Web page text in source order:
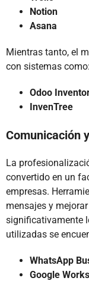
Notion
Asana
Mientras tanto, el
con sistemas como:
Odoo
InvenTree
Comunicación
La
convertido en un
empresas.
mensajes y
significativamente
utilizadas se
WhatsApp
Google